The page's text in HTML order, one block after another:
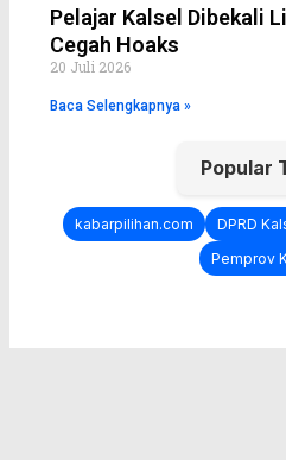
Pelajar Kalsel Dibekali
Cegah Hoaks
20 Juli 2026
Baca Selengkapnya »
Popular
kabarpilihan.com DPRD
Pemprov